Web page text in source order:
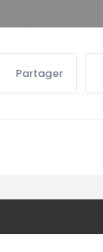
Partager